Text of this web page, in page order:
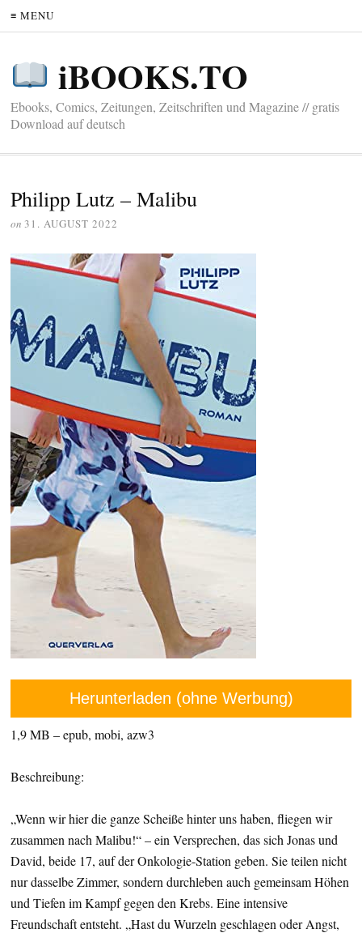
≡ MENU
iBOOKS.TO
Ebooks, Comics, Zeitungen, Zeitschriften und Magazine // gratis
Download auf deutsch
Philipp Lutz – Malibu
on 31. AUGUST 2022
Herunterladen (ohne Werbung)
1,9 MB – epub, mobi, azw3
Beschreibung:
„Wenn wir hier die ganze Scheiße hinter uns haben, fliegen wir
zusammen nach Malibu!“ – ein Versprechen, das sich Jonas und
David, beide 17, auf der Onkologie-Station geben. Sie teilen nicht
nur dasselbe Zimmer, sondern durchleben auch gemeinsam Höhen
und Tiefen im Kampf gegen den Krebs. Eine intensive
Freundschaft entsteht. „Hast du Wurzeln geschlagen oder Angst,